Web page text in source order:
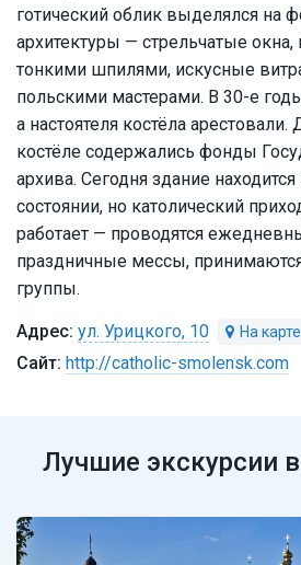
готический облик выделялся на
архитектуры — стрельчатые
тонкими шпилями, искусные
польскими мастерами. В 30-е
а настоятеля костёла арестовали.
костёле содержались фонды
архива. Сегодня здание
состоянии, но католический
работает — проводятся
праздничные мессы,
группы.
ул. Урицкого, 10
http://catholic-smolensk.com
Лучшие экскурсии